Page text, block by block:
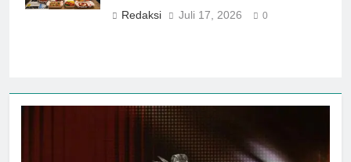
Redaksi Juli 17, 2026 0